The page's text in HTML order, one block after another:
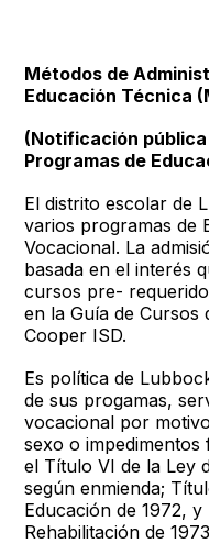
Métodos de
Educaciόn Técnica
(Notificaciόn
Programas de
El distrito escolar de
varios programas de
Vocacional. La
basada en el interés
cursos pre-
en la Guía de Cursos
Cooper ISD.
Es política de
de sus progamas,
vocacional por
sexo o
el Título VI de la Ley
según enmienda;
Educación de 1972,
Rehabilitación de